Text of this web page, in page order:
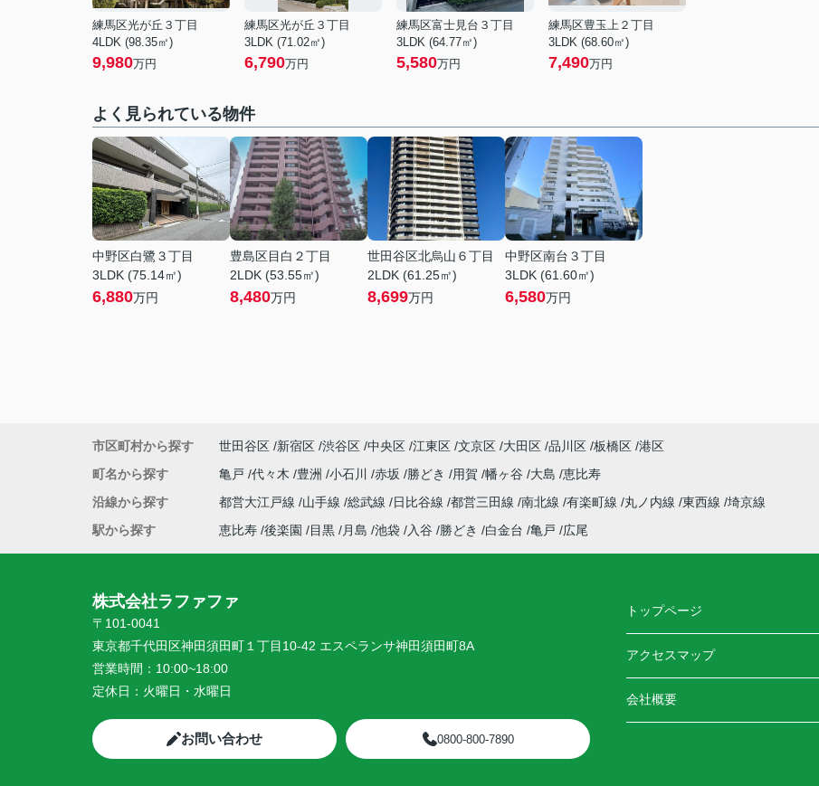
練馬区光が丘３丁目
4LDK (98.35㎡)
9,980万円
練馬区光が丘３丁目
3LDK (71.02㎡)
6,790万円
練馬区富士見台３丁目
3LDK (64.77㎡)
5,580万円
練馬区豊玉上２丁目
3LDK (68.60㎡)
7,490万円
よく見られている物件
中野区白鷺３丁目
3LDK (75.14㎡)
6,880万円
豊島区目白２丁目
2LDK (53.55㎡)
8,480万円
世田谷区北烏山６丁目
2LDK (61.25㎡)
8,699万円
中野区南台３丁目
3LDK (61.60㎡)
6,580万円
市区町村から探す 世田谷区 新宿区 渋谷区 中央区 江東区 文京区 大田区 品川区 板橋区 港区
町名から探す
亀戸 代々木 豊洲 小石川 赤坂 勝どき 用賀 幡ヶ谷 大島 恵比寿
沿線から探す
都営大江戸線 山手線 総武線 日比谷線 都営三田線 南北線 有楽町線 丸ノ内線 東西線 埼京線
駅から探す
恵比寿 後楽園 目黒 月島 池袋 入谷 勝どき 白金台 亀戸 広尾
株式会社ラファファ
〒101-0041
東京都千代田区神田須田町１丁目10-42 エスペランサ神田須田町8A
営業時間： 10:00~18:00
定休日： 火曜日・水曜日
お問い合わせ 0800-800-7890
トップページ
アクセスマップ
会社概要